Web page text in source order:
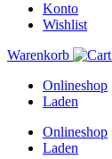
Konto
Wishlist
Warenkorb
Onlineshop
Laden
Onlineshop
Laden